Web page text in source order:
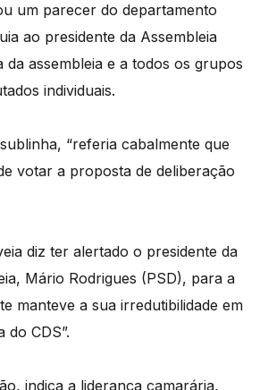
um parecer do departamento
ao presidente da Assembleia
da assembleia e a todos os grupos
individuais.
“referia cabalmente que
votar a proposta de deliberação
diz ter alertado o presidente da
Mário Rodrigues (PSD), para a
manteve a sua irredutibilidade em
do CDS”.
indica a liderança camarária,